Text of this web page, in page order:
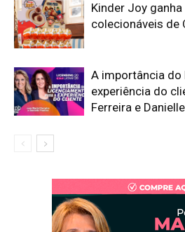
Kinder Joy
colecionáveis de
A importância do
experiência do
Ferreira e